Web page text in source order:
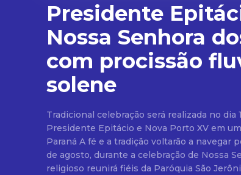
Presidente
Nossa Senhora
com procissão
solene
Tradicional celebração será realizada no dia
Presidente Epitácio e Nova Porto XV em
Paraná A fé e a tradição voltarão a navegar pelas águas do Rio Paraná no dia 15
de agosto, durante a celebração de Nossa
religioso reunirá fiéis da Paróquia São